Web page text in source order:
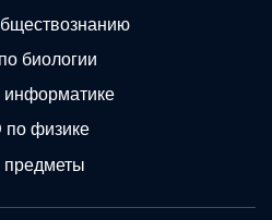
биологии
физике
предметы